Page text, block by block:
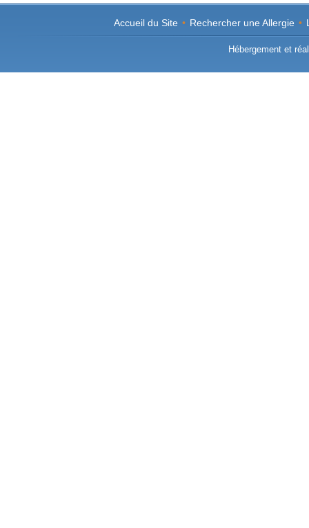
Aptaškytoji
Scargot,Â
Accueil du Site • Rechercher une Allergie •
Hébergement et